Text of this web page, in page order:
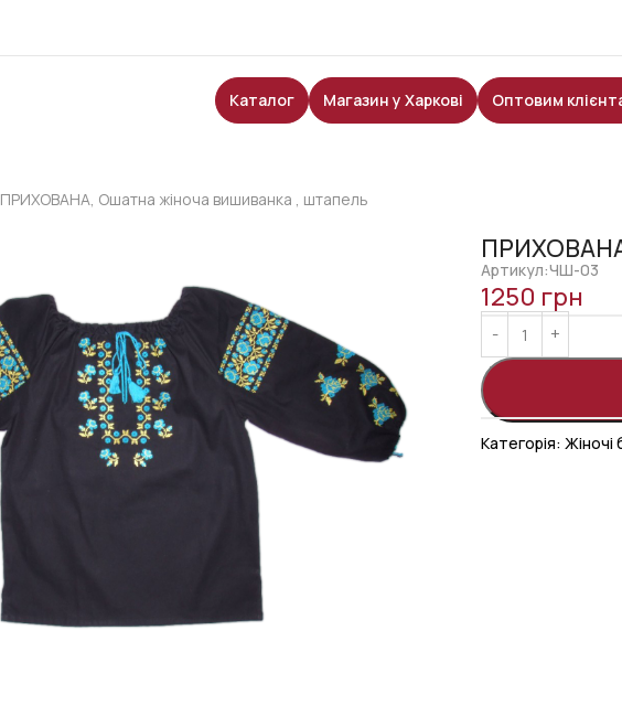
Каталог Магазин у Харкові Оптовим
ПРИХОВАНА, Ошатна жіноча вишиванка , штапель
Артикул:ЧШ-03
1250 грн
Категорія: Жіночі